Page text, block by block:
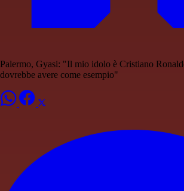
Palermo, Gyasi: "Il mio idolo è Cristiano
dovrebbe avere come esempio"